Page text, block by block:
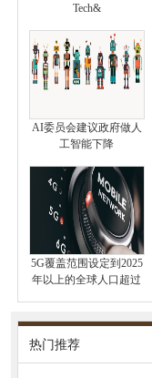
Tech&
AI委员会建议政府做人
工智能下降
5G覆盖范围设定到2025
年以上的全球人口超过
热门推荐